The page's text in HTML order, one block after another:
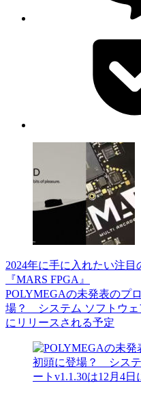
2024年に手に入れたい注目
『MARS FPGA』
POLYMEGAの未発表のプ
場？ システム ソフトウェ
にリリースされる予定